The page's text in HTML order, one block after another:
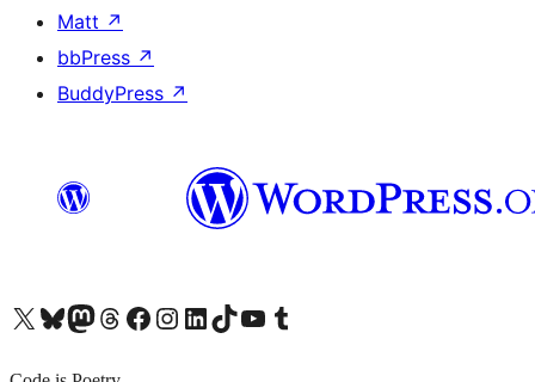
Matt ↗
bbPress ↗
BuddyPress ↗
X (旧 Twitter) アカウントへBluesky アカウントへMastodon アカウントへThreads アカウントへ Facebook ページへInstagram アカウントへ LinkedIn アカウントへTikTok アカウントへYouTube チャンネルへ Tumblr アカウントへ